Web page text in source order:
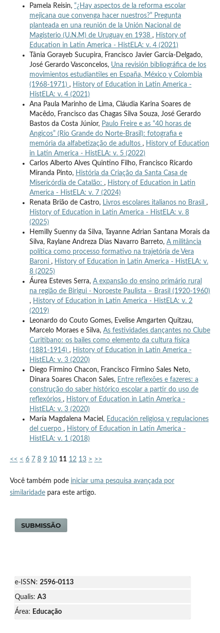
Pamela Reisin, “¿Hay aspectos de la reforma escolar
mejicana que convenga hacer nuestros?” Pregunta
planteada en una reunión de la Unión Nacional de
Magisterio (U.N.M) de Uruguay en 1938 , History of
Education in Latin America - HistELA: v. 4 (2021)
Tânia Gorayeb Sucupira, Francisco Javier García-Delgado,
José Gerardo Vasconcelos, Una revisión bibliográfica de los
movimientos estudiantiles en España, México y Colombia
(1968-1971) , History of Education in Latin America -
HistELA: v. 4 (2021)
Ana Paula Marinho de Lima, Cláudia Karina Soares de
Macêdo, Francisco das Chagas Silva Souza, José Gerardo
Bastos da Costa Júnior, Paulo Freire e as “40 horas de
Angicos” (Rio Grande do Norte-Brasil): fotografia e
memória da alfabetização de adultos , History of Education
in Latin America - HistELA: v. 5 (2022)
Carlos Alberto Alves Quintino Filho, Francisco Ricardo
Miranda Pinto, História da Criação da Santa Casa de
Misericórdia de Catalão: , History of Education in Latin
America - HistELA: v. 7 (2024)
Renata Brião de Castro, Livros escolares italianos no Brasil ,
History of Education in Latin America - HistELA: v. 8
(2025)
Hemilly Suenny da Silva, Tayanne Adrian Santana Morais da
Silva, Raylane Andreza Dias Navarro Barreto, A militância
política como processo formativo na trajetória de Vera
Baroni , History of Education in Latin America - HistELA: v.
8 (2025)
Áurea Esteves Serra, A expansão do ensino primário rural
na região de Birigui - Noroeste Paulista – Brasil (1920-1960)
, History of Education in Latin America - HistELA: v. 2
(2019)
Leonardo do Couto Gomes, Evelise Amgarten Quitzau,
Marcelo Moraes e Silva, As festividades dançantes no Clube
Curitibano: os bailes como elemento da cultura física
(1881-1914) , History of Education in Latin America -
HistELA: v. 3 (2020)
Diego Firmino Chacon, Francisco Firmino Sales Neto,
Dinara Soares Chacon Sales, Entre reflexões e fazeres: a
construção do saber histórico escolar a partir do uso de
reflexórios , History of Education in Latin America -
HistELA: v. 3 (2020)
María Magdalena Maciel, Educación religiosa y regulaciones
del cuerpo , History of Education in Latin America -
HistELA: v. 1 (2018)
<< < 6 7 8 9 10 11 12 13 > >>
Você também pode iniciar uma pesquisa avançada por
similaridadepara este artigo.
SUBMISSÃO
e-ISSN: 2596-0113
Qualis: A3
Área: Educação